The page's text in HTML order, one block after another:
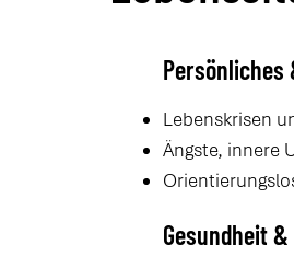
Persönliches
Lebenskrisen
Ängste, innere
Gesundheit